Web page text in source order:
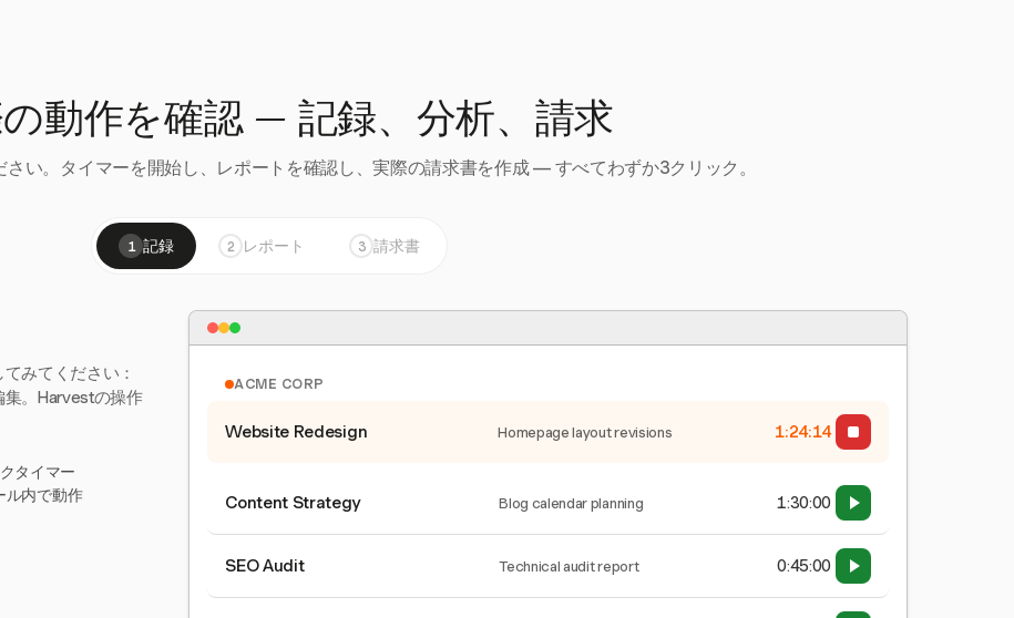
動作を確認 — 記録、分析、請求
い。タイマーを開始し、レポートを確認し、実際の請求書を作成 — すべてわずか3クリック。
1 記録 2 レポート 3 請求書
みてください：
。Harvestの操作
タイマー
ル内で動作
ACME CORP
Website Redesign Homepage layout revisions 1:24:15
Content Strategy Blog calendar planning 1:30:00
SEO Audit Technical audit report 0:45:00